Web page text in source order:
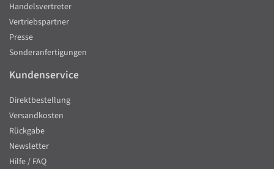
Handelsvertreter
Vertriebspartner
Presse
Sonderanfertigungen
Kundenservice
Direktbestellung
Versandkosten
Rückgabe
Newsletter
Hilfe / FAQ